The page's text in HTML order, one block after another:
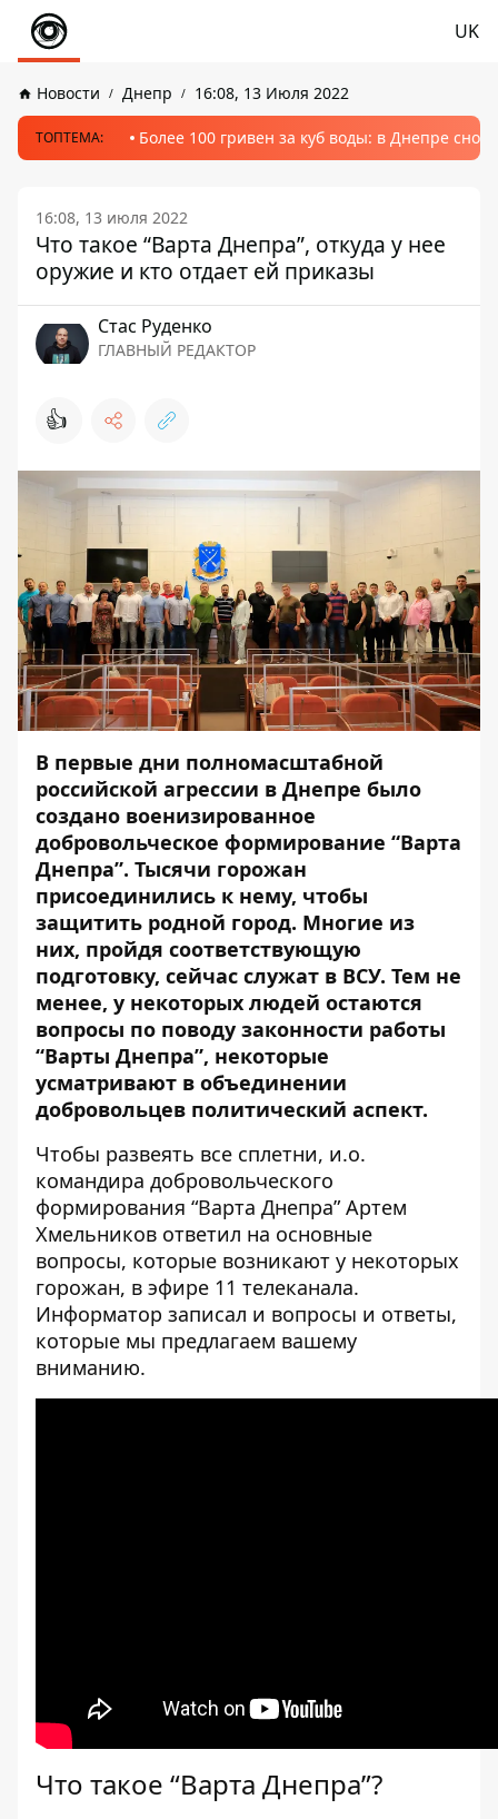
UK
Новости Днепр 16:08, 13 Июля 2022
ТОПТЕМА: Более 100 гривен за куб воды: в Днепре
16:08, 13 июля 2022
Что такое “Варта Днепра”, откуда у нее
оружие и кто отдает ей приказы
Стаc Руденко
ГЛАВНЫЙ РЕДАКТОР
👍
В первые дни полномасштабной
российской агрессии в Днепре было
создано военизированное
добровольческое формирование “Варта
Днепра”. Тысячи горожан
присоединились к нему, чтобы
защитить родной город. Многие из
них, пройдя соответствующую
подготовку, сейчас служат в ВСУ. Тем не
менее, у некоторых людей остаются
вопросы по поводу законности работы
“Варты Днепра”, некоторые
усматривают в объединении
добровольцев политический аспект.
Чтобы развеять все сплетни, и.о.
командира добровольческого
формирования “Варта Днепра” Артем
Хмельников ответил на основные
вопросы, которые возникают у некоторых
горожан, в эфире 11 телеканала.
Информатор записал и вопросы и ответы,
которые мы предлагаем вашему
вниманию.
Что такое “Варта Днепра”?